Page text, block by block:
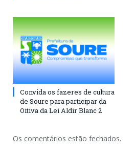
Convida os fazeres de cultura
de Soure para participar da
Oitiva da Lei Aldir Blanc 2
Os comentários estão fechados.